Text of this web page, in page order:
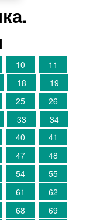
10
11
18
19
25
26
33
34
40
41
47
48
54
55
61
62
68
69